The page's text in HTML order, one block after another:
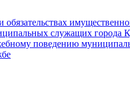
служащих города
поведению